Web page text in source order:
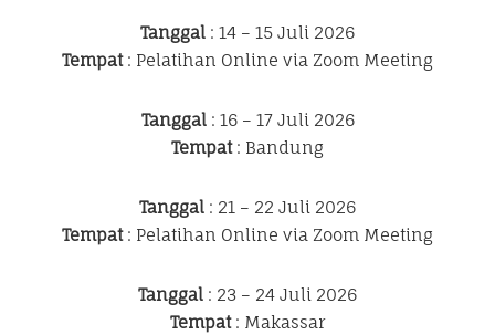
Tanggal : 14 – 15 Juli 2026
Tempat: Pelatihan Online via Zoom Meeting
Tanggal: 16 – 17 Juli 2026
Tempat: Bandung
Tanggal : 21 – 22 Juli 2026
Tempat: Pelatihan Online via Zoom Meeting
Tanggal : 23 – 24 Juli 2026
Tempat: Makassar